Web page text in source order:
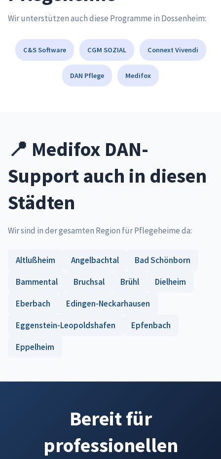
Wir unterstützen auch diese Programme in Dossenheim:
C&S Software CGM SOZIAL Connext Vivendi
DAN Pflege Medifox
📍 Medifox DAN-
Support auch in diesen
Städten
Wir sind in der gesamten Region für Pflegeheime da:
Altlußheim Angelbachtal
Bad Schönborn
Bammental
Bruchsal Brühl
Dielheim
Eberbach
Edingen-Neckarhausen
Eggenstein-Leopoldshafen
Epfenbach
Eppelheim
Bereit für
professionellen